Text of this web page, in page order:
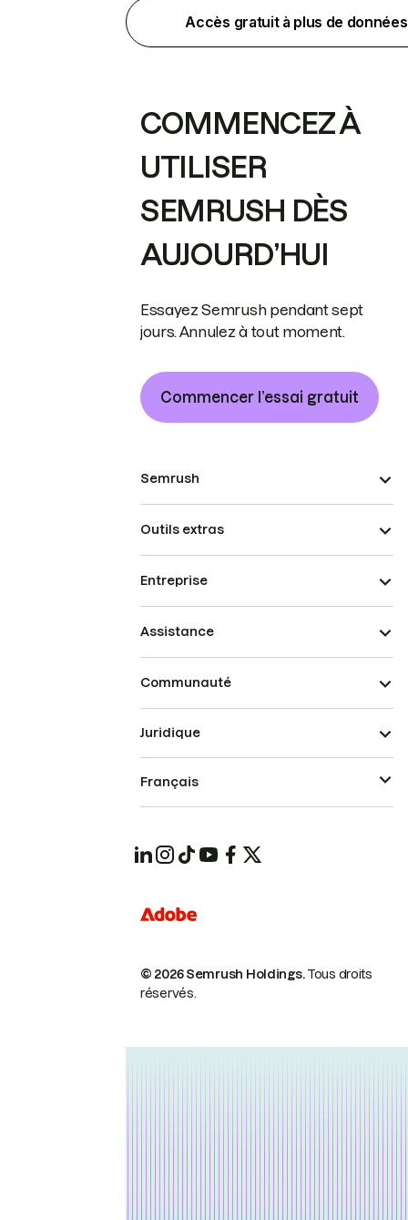
Accès gratuit à plus de données
COMMENCEZ À
UTILISER
SEMRUSH DÈS
AUJOURD’HUI
Essayez Semrush pendant sept
jours. Annulez à tout moment.
Commencer l’essai gratuit
Semrush
Outils extras
Entreprise
Assistance
Communauté
© 2026 Semrush Holdings.Tous droits
réservés.
Juridique
Français